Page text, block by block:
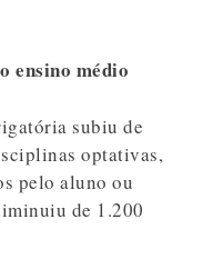
ensino médio
subiu de
optativas,
pelo aluno ou
de 1.200